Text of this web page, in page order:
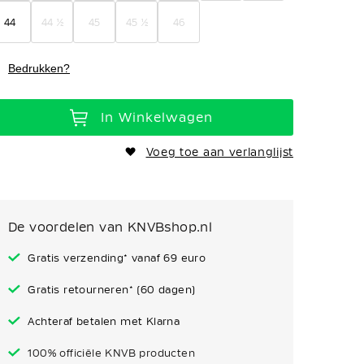
44 44 ½ 45 45 ½ 46
Bedrukken?
In Winkelwagen
Voeg toe aan verlanglijst
De voordelen van KNVBshop.nl
Gratis verzending* vanaf 69 euro
Gratis retourneren* (60 dagen)
Achteraf betalen met Klarna
100% officiële KNVB producten